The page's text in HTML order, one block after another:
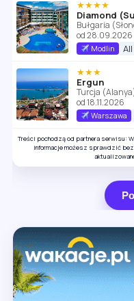
★★★★
Diamond
Bułgaria
od 28.09.2026
Modlin
★★★
Ergun
Turcja
od 18.11.2026
Warszawa
Treści pochodzą od partnera serwisu:
informacje możesz sprawdzić